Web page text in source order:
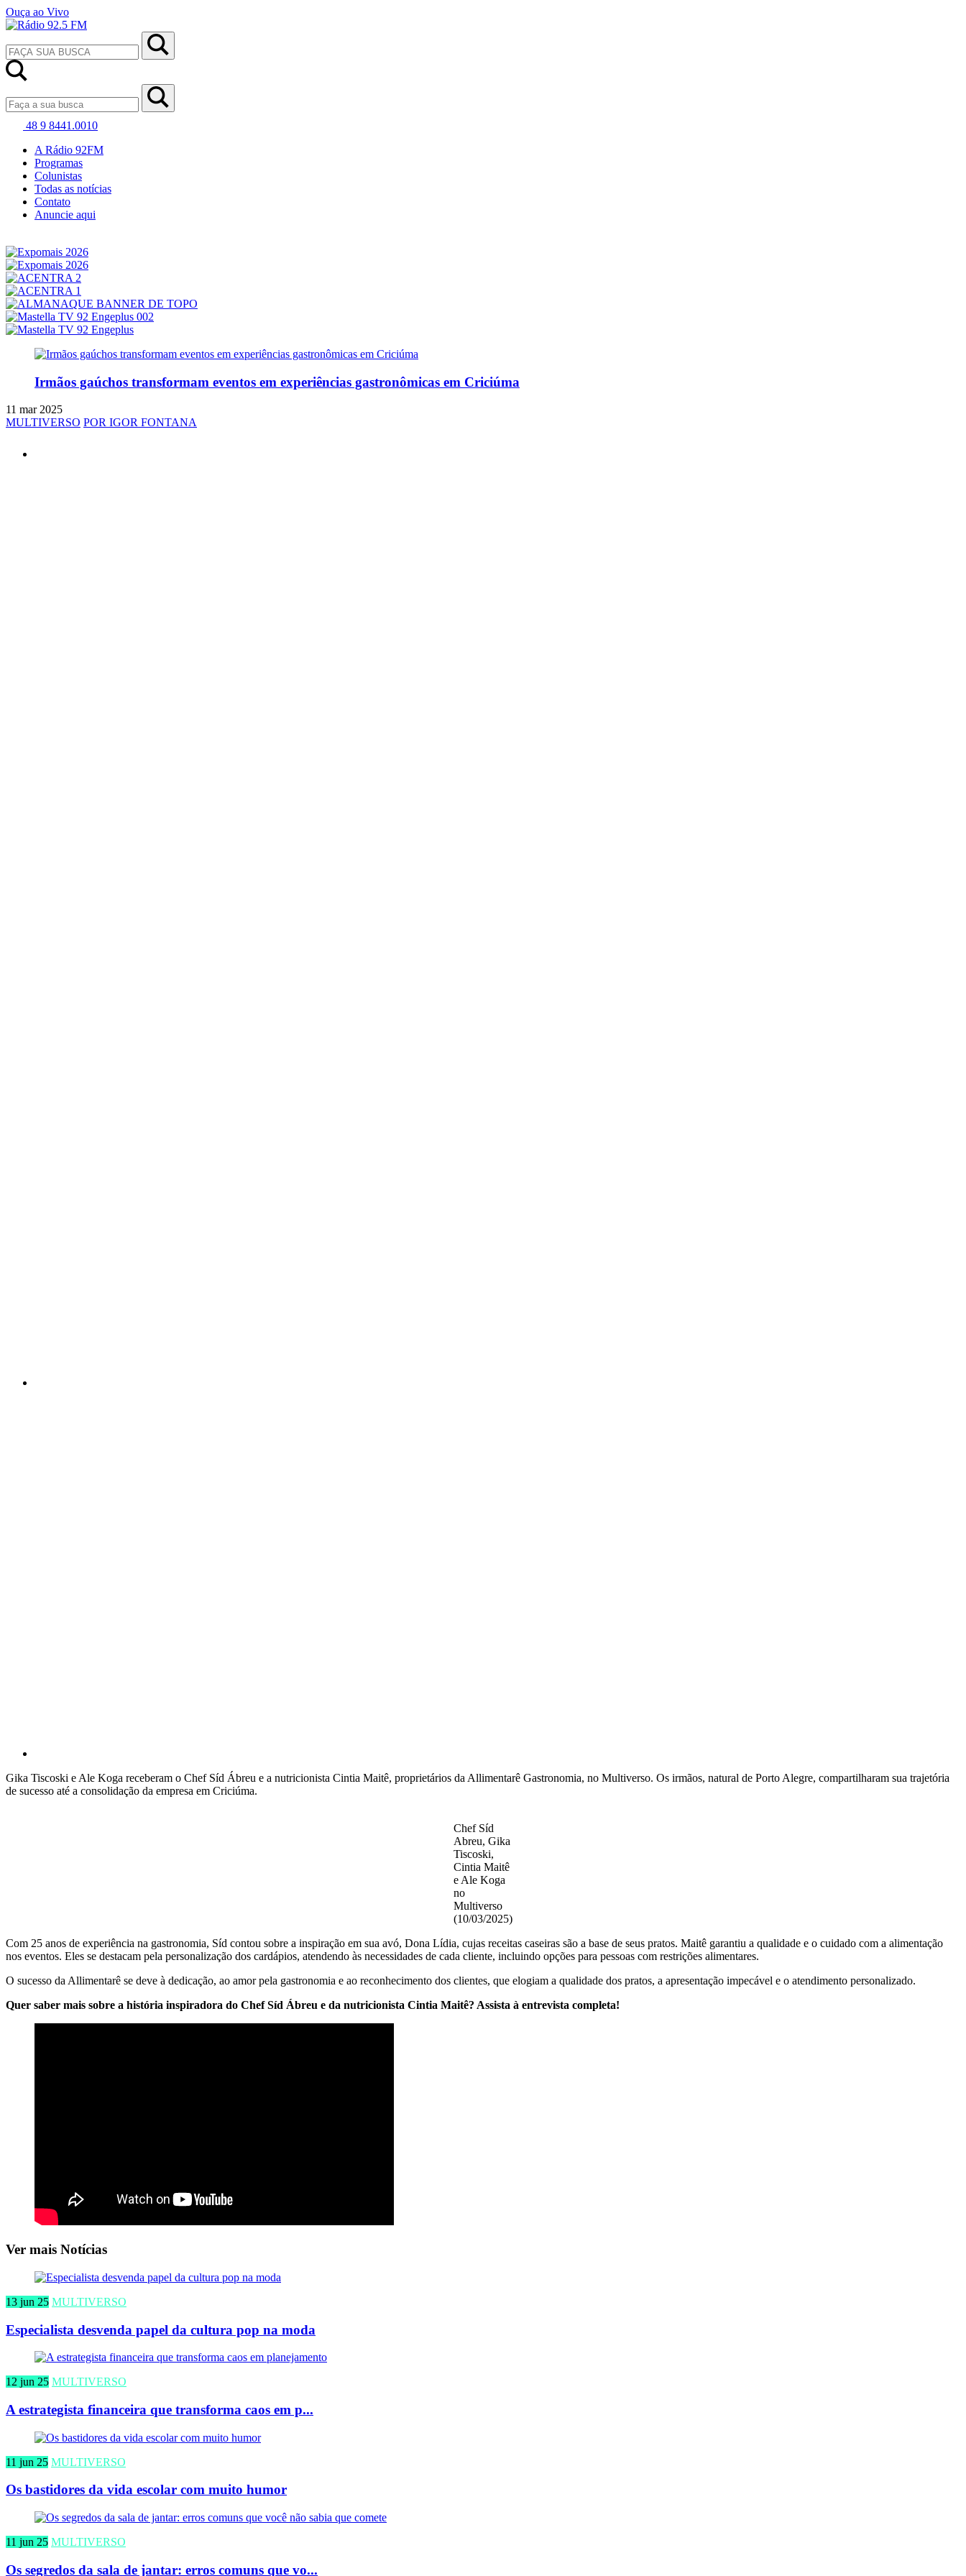
Ouça ao Vivo
48 9 8441.0010
A Rádio 92FM
Programas
Colunistas
Todas as notícias
Contato
Anuncie aqui
Irmãos gaúchos transformam eventos em experiências gastronômicas em Criciúma
11 mar 2025
MULTIVERSO POR IGOR FONTANA
Gika Tiscoski e Ale Koga receberam o Chef Síd Ábreu e a nutricionista Cintia Maitê, proprietários da Allimentarê Gastronomia, no Multiverso. Os irmãos, natural de Porto Alegre, compartilharam sua trajetória
de sucesso até a consolidação da empresa em Criciúma.
Chef Síd
Abreu, Gika
Tiscoski,
Cintia Maitê
e Ale Koga
no
Multiverso
(10/03/2025)
Com 25 anos de experiência na gastronomia, Síd contou sobre a inspiração em sua avó, Dona Lídia, cujas receitas caseiras são a base de seus pratos. Maitê garantiu a qualidade e o cuidado com a alimentação
nos eventos. Eles se destacam pela personalização dos cardápios, atendendo às necessidades de cada cliente, incluindo opções para pessoas com restrições alimentares.
O sucesso da Allimentarê se deve à dedicação, ao amor pela gastronomia e ao reconhecimento dos clientes, que elogiam a qualidade dos pratos, a apresentação impecável e o atendimento personalizado.
Quer saber mais sobre a história inspiradora do Chef Síd Ábreu e da nutricionista Cintia Maitê? Assista à entrevista completa!
Ver mais Notícias
13 jun 25 MULTIVERSO
Especialista desvenda papel da cultura pop na moda
12 jun 25 MULTIVERSO
A estrategista financeira que transforma caos em p...
11 jun 25 MULTIVERSO
Os bastidores da vida escolar com muito humor
11 jun 25 MULTIVERSO
Os segredos da sala de jantar: erros comuns que vo...